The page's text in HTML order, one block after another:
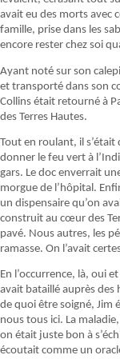
avait eu des morts avec
famille, prise dans les
encore rester chez soi
Ayant noté sur son
et transporté dans son
Collins était retourné à
des Terres Hautes.
Tout en roulant, il s’était
donner le feu vert à
gars. Le doc enverrait
morgue de l’hôpital.
un dispensaire qu’on
construit au cœur des
pavé. Nous autres, les
ramasse. On l’avait
En l’occurrence, là, oui
avait bataillé auprès des
de quoi être soigné, Jim
nous tous ici. La
on était juste bon à
écoutait comme un